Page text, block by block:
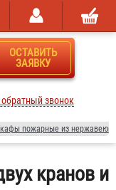
ОСТАВИТЬ
ЗАЯВКУ
звонок
пожарные из
кранов и